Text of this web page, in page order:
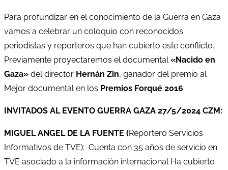
Para profundizar en el conocimiento de la Guerra en Gaza
vamos a celebrar un coloquio con reconocidos
periodistas y reporteros que han cubierto este conflicto.
Previamente proyectaremos el documental«Nacido en
Gaza» del director Hernán Zin, ganador del premio al
Mejor documental en los Premios Forqué 2016.
INVITADOS AL EVENTO GUERRA GAZA 27/5/2024 CZM:
MIGUEL ANGEL DE LA FUENTE (Reportero Servicios
Informativos de TVE): Cuenta con 35 años de servicio en
TVE asociado a la información internacional Ha cubierto